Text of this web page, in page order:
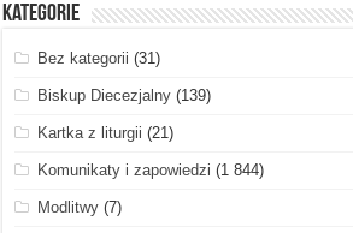
Kategorie
Bez kategorii (31)
Biskup Diecezjalny (139)
Kartka z liturgii (21)
Komunikaty i zapowiedzi (1 844)
Modlitwy (7)